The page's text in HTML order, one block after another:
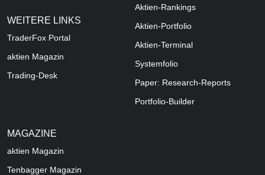
WEITERE LINKS
TraderFox Portal
aktien Magazin
Trading-Desk
Aktien-Rankings
Aktien-Portfolio
Aktien-Terminal
Systemfolio
Paper: Research-Reports
Portfolio-Builder
MAGAZINE
aktien Magazin
Tenbagger Magazin